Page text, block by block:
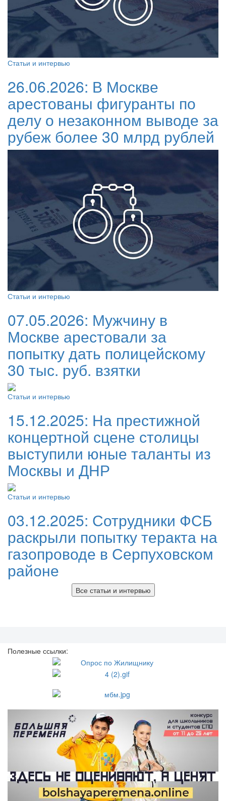
Статьи и интервью
26.06.2026: В Москве
арестованы фигуранты по
делу о незаконном выводе за
рубеж более 30 млрд рублей
Статьи и интервью
07.05.2026: Мужчину в
Москве арестовали за
попытку дать полицейскому
30 тыс. руб. взятки
Статьи и интервью
15.12.2025: На престижной
концертной сцене столицы
выступили юные таланты из
Москвы и ДНР
Статьи и интервью
03.12.2025: Сотрудники ФСБ
раскрыли попытку теракта на
газопроводе в Серпуховском
районе
Все статьи и интервью
Полезные ссылки: